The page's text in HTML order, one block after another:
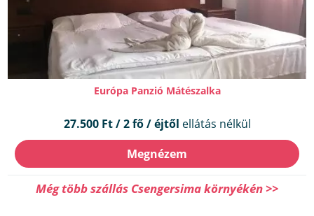
Európa Panzió Mátészalka
27.500 Ft / 2 fő / éjtől ellátás nélkül
Megnézem
Még több szállás Csengersima környékén >>